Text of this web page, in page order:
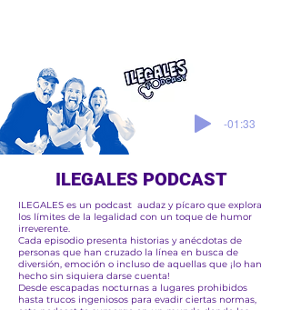
-01:33
ILEGALES PODCAST
ILEGALES es un podcast audaz y pícaro que explora
los límites de la legalidad con un toque de humor
irreverente.
Cada episodio presenta historias y anécdotas de
personas que han cruzado la línea en busca de
diversión, emoción o incluso de aquellas que ¡lo han
hecho sin siquiera darse cuenta!
Desde escapadas nocturnas a lugares prohibidos
hasta trucos ingeniosos para evadir ciertas normas,